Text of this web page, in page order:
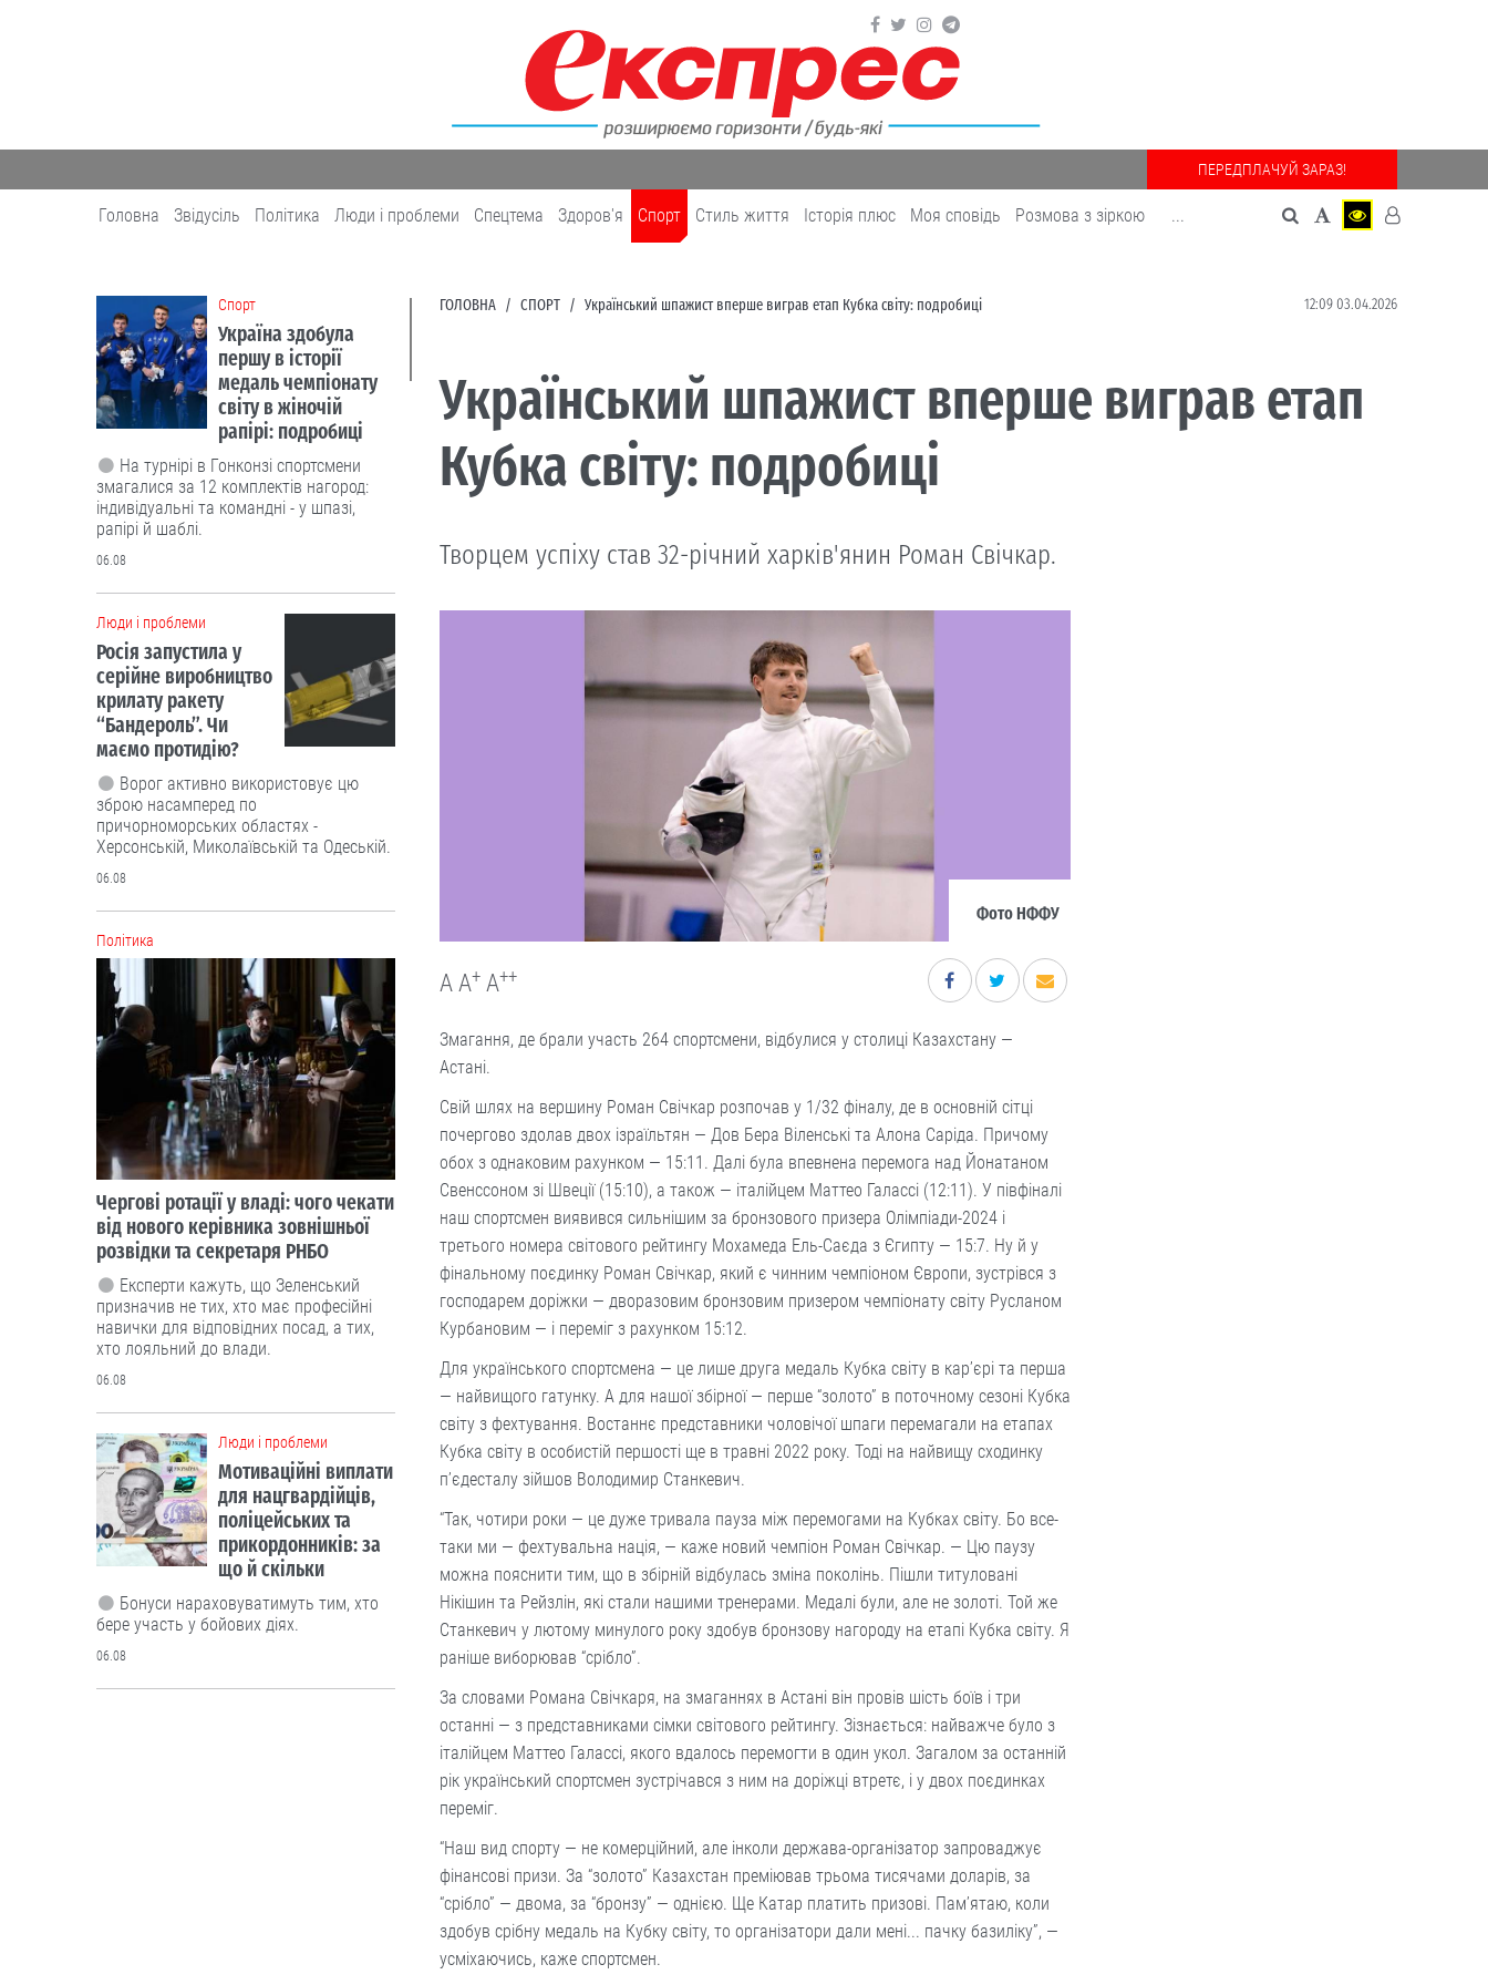
ПЕРЕДПЛАЧУЙ ЗАРАЗ!
Головна Звідусіль Політика Люди і проблеми Спецтема Здоров'я Cпорт Cтиль життя Історія плюс Моя сповідь Розмова з зіркою ...
ГОЛОВНА CПОРТ Український шпажист вперше виграв етап Кубка світу: подробиці 12:09 03.04.2026
Український шпажист вперше виграв етап
Кубка світу: подробиці
Творцем успіху став 32-річний харків'янин Роман Свічкар.
Фото НФФУ
A A+ A++
Змагання, де брали участь 264 спортсмени, відбулися у столиці Казахстану —
Астані.
Свій шлях на вершину Роман Свічкар розпочав у 1/32 фіналу, де в основній сітці
почергово здолав двох ізраїльтян — Дов Бера Віленські та Алона Саріда. Причому
обох з однаковим рахунком — 15:11. Далі була впевнена перемога над Йонатаном
Свенссоном зі Швеції (15:10), а також — італійцем Маттео Галассі (12:11). У півфіналі
наш спортсмен виявився сильнішим за бронзового призера Олімпіади-2024 і
третього номера світового рейтингу Мохамеда Ель-Саєда з Єгипту — 15:7. Ну й у
фінальному поєдинку Роман Свічкар, який є чинним чемпіоном Європи, зустрівся з
господарем доріжки — дворазовим бронзовим призером чемпіонату світу Русланом
Курбановим — і переміг з рахунком 15:12.
Для українського спортсмена — це лише друга медаль Кубка світу в кар’єрі та перша
— найвищого гатунку. А для нашої збірної — перше “золото” в поточному сезоні Кубка
світу з фехтування. Востаннє представники чоловічої шпаги перемагали на етапах
Кубка світу в особистій першості ще в травні 2022 року. Тоді на найвищу сходинку
п’єдесталу зійшов Володимир Станкевич.
“Так, чотири роки — це дуже тривала пауза між перемогами на Кубках світу. Бо все-
таки ми — фехтувальна нація, — каже новий чемпіон Роман Свічкар. — Цю паузу
можна пояснити тим, що в збірній відбулась зміна поколінь. Пішли титуловані
Нікішин та Рейзлін, які стали нашими тренерами. Медалі були, але не золоті. Той же
Станкевич у лютому минулого року здобув бронзову нагороду на етапі Кубка світу. Я
раніше виборював “срібло”.
За словами Романа Свічкаря, на змаганнях в Астані він провів шість боїв і три
останні — з представниками сімки світового рейтингу. Зізнається: найважче було з
італійцем Маттео Галассі, якого вдалось перемогти в один укол. Загалом за останній
рік український спортсмен зустрічався з ним на доріжці втретє, і у двох поєдинках
переміг.
“Наш вид спорту — не комерційний, але інколи держава-організатор запроваджує
фінансові призи. За “золото” Казахстан преміював трьома тисячами доларів, за
“срібло” — двома, за “бронзу” — однією. Ще Катар платить призові. Пам’ятаю, коли
здобув срібну медаль на Кубку світу, то організатори дали мені... пачку базиліку”, —
усміхаючись, каже спортсмен.
Cпорт
Україна здобула
першу в історії
медаль чемпіонату
світу в жіночій
рапірі: подробиці
На турнірі в Гонконзі спортсмени
змагалися за 12 комплектів нагород:
індивідуальні та командні - у шпазі,
рапірі й шаблі.
06.08
Люди і проблеми
Росія запустила у
серійне виробництво
крилату ракету
“Бандероль”. Чи
маємо протидію?
Ворог активно використовує цю
зброю насамперед по
причорноморських областях -
Херсонській, Миколаївській та Одеській.
06.08
Політика
Чергові ротації у владі: чого чекати
від нового керівника зовнішньої
розвідки та секретаря РНБО
Експерти кажуть, що Зеленський
призначив не тих, хто має професійні
навички для відповідних посад, а тих,
хто лояльний до влади.
06.08
Люди і проблеми
Мотиваційні виплати
для нацгвардійців,
поліцейських та
прикордонників: за
що й скільки
Бонуси нараховуватимуть тим, хто
бере участь у бойових діях.
06.08